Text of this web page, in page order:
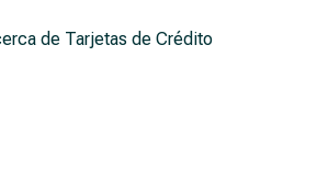
de Tarjetas de Crédito